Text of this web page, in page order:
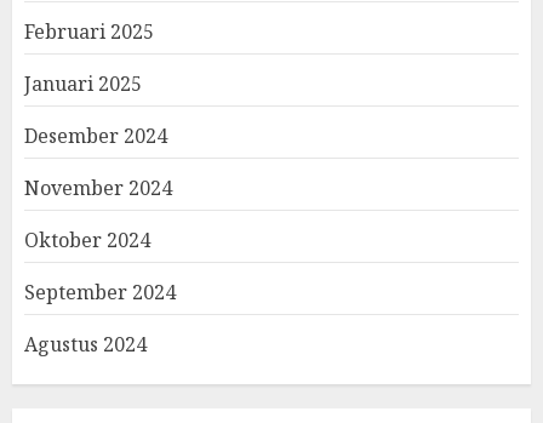
Februari 2025
Januari 2025
Desember 2024
November 2024
Oktober 2024
September 2024
Agustus 2024